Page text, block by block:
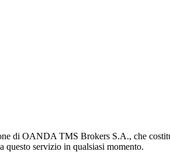
di OANDA TMS Brokers S.A., che
questo servizio in qualsiasi momento.